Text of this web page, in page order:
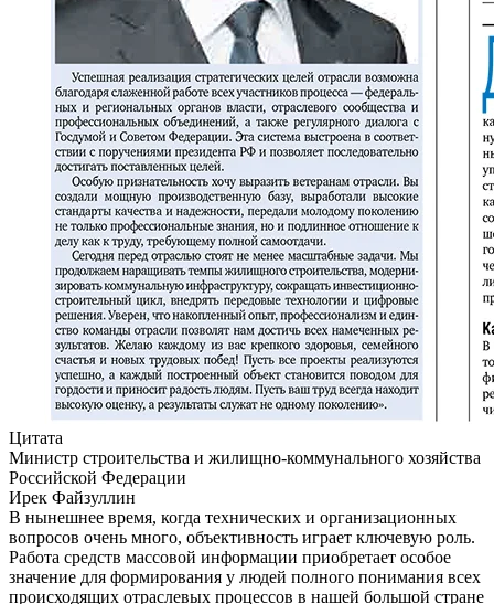
Цитата
Министр строительства и жилищно-коммунального хозяйства
Российской Федерации
Ирек Файзуллин
В нынешнее время, когда технических и организационных
вопросов очень много, объективность играет ключевую роль.
Работа средств массовой информации приобретает особое
значение для формирования у людей полного понимания всех
происходящих отраслевых процессов в нашей большой стране